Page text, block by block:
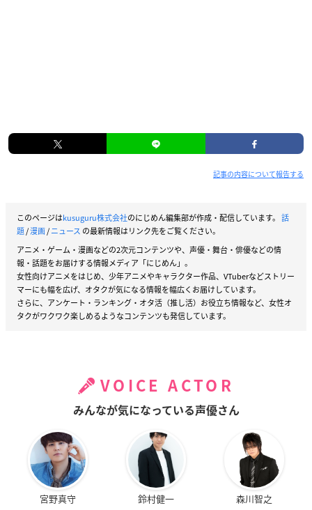
記事の内容について報告する
このページはkusuguru株式会社のにじめん編集部が作成・配信しています。 話
題/漫画/ニュース の最新情報はリンク先をご覧ください。
アニメ・ゲーム・漫画などの2次元コンテンツや、声優・舞台・俳優などの情
報・話題をお届けする情報メディア「にじめん」。
女性向けアニメをはじめ、少年アニメやキャラクター作品、VTuberなどストリー
マーにも幅を広げ、オタクが気になる情報を幅広くお届けしています。
さらに、アンケート・ランキング・オタ活（推し活）お役立ち情報など、女性オ
タクがワクワク楽しめるようなコンテンツも発信しています。
VOICE ACTOR
みんなが気になっている声優さん
宮野真守 鈴村健一 森川智之